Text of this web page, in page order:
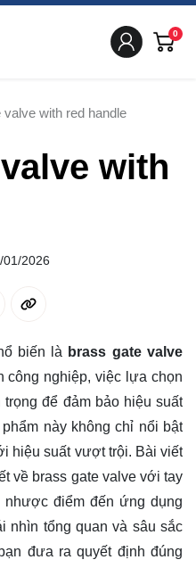
0
valve with red handle
with
01/2026
biến là brass gate valve
công nghiệp, việc lựa chọn
để đảm bảo hiệu suất
này không chỉ nổi bật
hiệu suất vượt trội. Bài viết
về brass gate valve với tay
điểm đến ứng dụng
nhìn tổng quan và sâu sắc
đưa ra quyết định đúng